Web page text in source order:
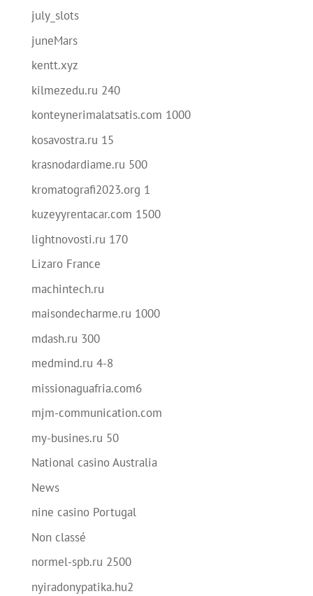
july_slots
juneMars
kentt.xyz
kilmezedu.ru 240
konteynerimalatsatis.com 1000
kosavostra.ru 15
krasnodardiame.ru 500
kromatografi2023.org 1
kuzeyyrentacar.com 1500
lightnovosti.ru 170
Lizaro France
machintech.ru
maisondecharme.ru 1000
mdash.ru 300
medmind.ru 4-8
missionaguafria.com6
mjm-communication.com
my-busines.ru 50
National casino Australia
News
nine casino Portugal
Non classé
normel-spb.ru 2500
nyiradonypatika.hu2